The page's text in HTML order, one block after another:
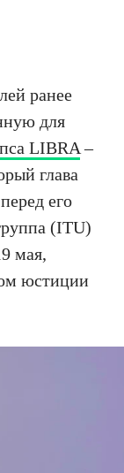
ранее
для
LIBRA–
глава
его
(ITU)
мая,
юстиции